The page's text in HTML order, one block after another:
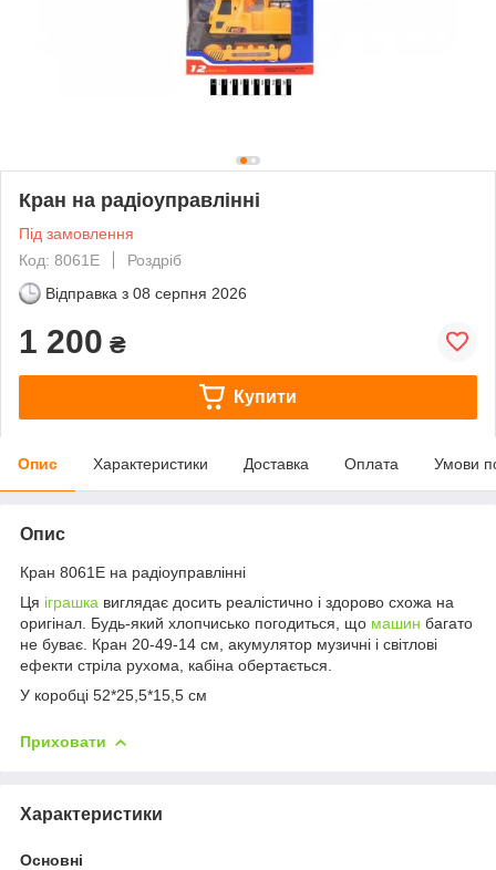
Кран на радіоуправлінні
Під замовлення
Код: 8061E
Роздріб
Відправка з 08 серпня 2026
1 200 ₴
Купити
Опис Характеристики Доставка Оплата Умови
Опис
Кран 8061E на радіоуправлінні
Ця іграшка виглядає досить реалістично і здорово схожа на
оригінал. Будь-який хлопчисько погодиться, що машин багато
не буває. Кран 20-49-14 см, акумулятор музичні і світлові
ефекти стріла рухома, кабіна обертається.
У коробці 52*25,5*15,5 см
Приховати
Характеристики
Основні